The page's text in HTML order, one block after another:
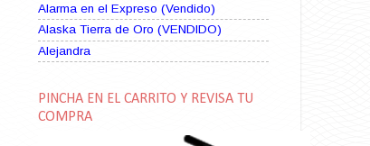
Alarma en el Expreso (Vendido)
Alaska Tierra de Oro (VENDIDO)
Alejandra
Alma Zíngara
Alma en Suplicio (VENDIDO)
PINCHA EN EL CARRITO Y REVISA TU
COMPRA